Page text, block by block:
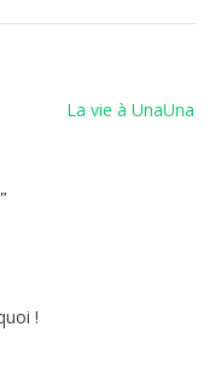
La vie à UnaUna
”
!